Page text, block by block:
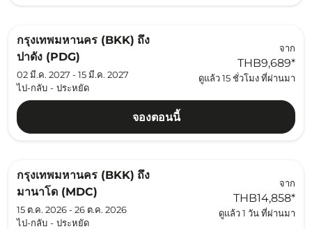
กรุงเทพมหานคร (BKK) ถึง
ปาดัง (PDG)
02 มี.ค. 2027 - 15 มี.ค. 2027
ไป-กลับ - ประหยัด
จาก
THB9,689*
ดูแล้ว 15 ชั่วโมง ที่ผ่านมา
จองตอนนี้
กรุงเทพมหานคร (BKK) ถึง
มานาโด (MDC)
15 ต.ค. 2026 - 26 ต.ค. 2026
ไป-กลับ - ประหยัด
จาก
THB14,858*
ดูแล้ว 1 วัน ที่ผ่านมา